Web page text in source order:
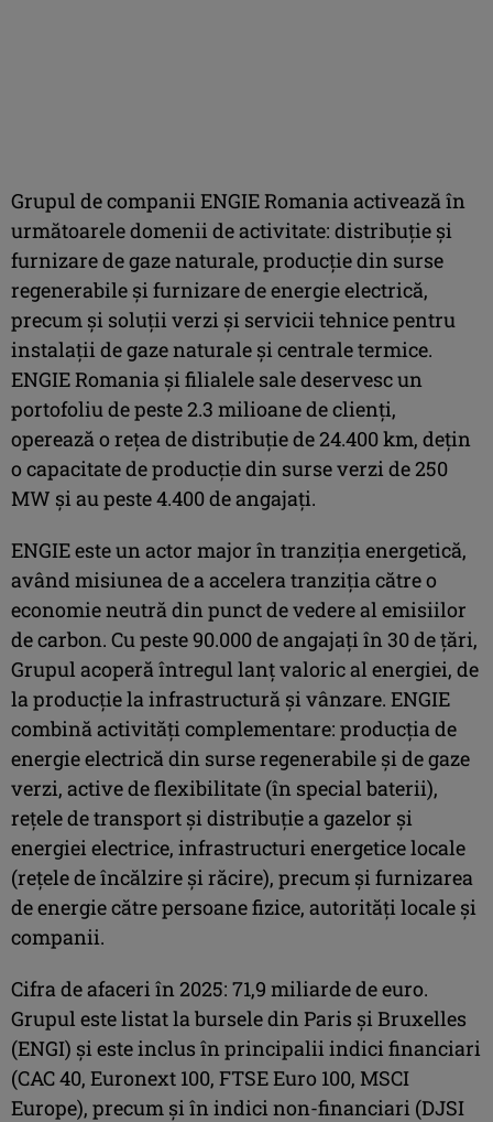
Grupul de companii ENGIE Romania activează în
următoarele domenii de activitate: distribuţie şi
furnizare de gaze naturale, producție din surse
regenerabile și furnizare de energie electrică,
precum și soluții verzi și servicii tehnice pentru
instalaţii de gaze naturale şi centrale termice.
ENGIE Romania şi filialele sale deservesc un
portofoliu de peste 2.3 milioane de clienţi,
operează o reţea de distribuţie de 24.400 km, deţin
o capacitate de producție din surse verzi de 250
MW şi au peste 4.400 de angajaţi.
ENGIE este un actor major în tranziția energetică,
având misiunea de a accelera tranziția către o
economie neutră din punct de vedere al emisiilor
de carbon. Cu peste 90.000 de angajați în 30 de țări,
Grupul acoperă întregul lanț valoric al energiei, de
la producție la infrastructură și vânzare. ENGIE
combină activități complementare: producția de
energie electrică din surse regenerabile și de gaze
verzi, active de flexibilitate (în special baterii),
rețele de transport și distribuție a gazelor și
energiei electrice, infrastructuri energetice locale
(rețele de încălzire și răcire), precum și furnizarea
de energie către persoane fizice, autorități locale și
companii.
Cifra de afaceri în 2025: 71,9 miliarde de euro.
Grupul este listat la bursele din Paris și Bruxelles
(ENGI) și este inclus în principalii indici financiari
(CAC 40, Euronext 100, FTSE Euro 100, MSCI
Europe), precum și în indici non-financiari (DJSI